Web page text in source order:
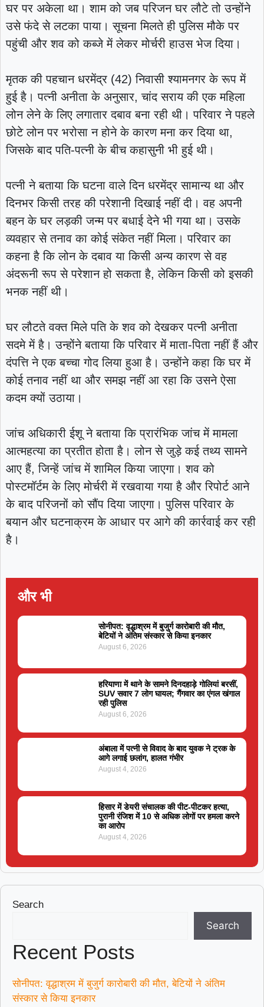
घर पर अकेला था। शाम को जब परिजन घर लौटे तो उन्होंने
उसे फंदे से लटका पाया। सूचना मिलते ही पुलिस मौके पर
पहुंची और शव को कब्जे में लेकर मोर्चरी हाउस भेज दिया।
मृतक की पहचान धरमेंद्र (42) निवासी श्यामनगर के रूप में
हुई है। पत्नी अनीता के अनुसार, चांद सराय की एक महिला
लोन लेने के लिए लगातार दबाव बना रही थी। परिवार ने पहले
छोटे लोन पर भरोसा न होने के कारण मना कर दिया था,
जिसके बाद पति-पत्नी के बीच कहासुनी भी हुई थी।
पत्नी ने बताया कि घटना वाले दिन धरमेंद्र सामान्य था और
दिनभर किसी तरह की परेशानी दिखाई नहीं दी। वह अपनी
बहन के घर लड़की जन्म पर बधाई देने भी गया था। उसके
व्यवहार से तनाव का कोई संकेत नहीं मिला। परिवार का
कहना है कि लोन के दबाव या किसी अन्य कारण से वह
अंदरूनी रूप से परेशान हो सकता है, लेकिन किसी को इसकी
भनक नहीं थी।
घर लौटते वक्त मिले पति के शव को देखकर पत्नी अनीता
सदमे में है। उन्होंने बताया कि परिवार में माता-पिता नहीं हैं और
दंपत्ति ने एक बच्चा गोद लिया हुआ है। उन्होंने कहा कि घर में
कोई तनाव नहीं था और समझ नहीं आ रहा कि उसने ऐसा
कदम क्यों उठाया।
जांच अधिकारी ईशू ने बताया कि प्रारंभिक जांच में मामला
आत्महत्या का प्रतीत होता है। लोन से जुड़े कई तथ्य सामने
आए हैं, जिन्हें जांच में शामिल किया जाएगा। शव को
पोस्टमॉर्टम के लिए मोर्चरी में रखवाया गया है और रिपोर्ट आने
के बाद परिजनों को सौंप दिया जाएगा। पुलिस परिवार के
बयान और घटनाक्रम के आधार पर आगे की कार्रवाई कर रही
है।
और भी
सोनीपत: वृद्धाश्रम में बुजुर्ग कारोबारी की मौत,
बेटियों ने अंतिम संस्कार से किया इनकार
August 6, 2026
हरियाणा में थाने के सामने दिनदहाड़े गोलियां बरसीं,
SUV सवार 7 लोग घायल; गैंगवार का एंगल खंगाल
रही पुलिस
August 6, 2026
अंबाला में पत्नी से विवाद के बाद युवक ने ट्रक के
आगे लगाई छलांग, हालत गंभीर
August 4, 2026
हिसार में डेयरी संचालक की पीट-पीटकर हत्या,
पुरानी रंजिश में 10 से अधिक लोगों पर हमला करने
का आरोप
August 4, 2026
Search
Search
Recent Posts
सोनीपत: वृद्धाश्रम में बुजुर्ग कारोबारी की मौत, बेटियों ने अंतिम
संस्कार से किया इनकार